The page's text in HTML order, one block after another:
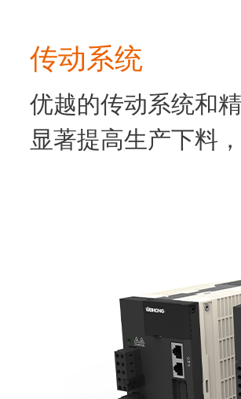
传动系统
优越的传动系统和
显著提高生产下料